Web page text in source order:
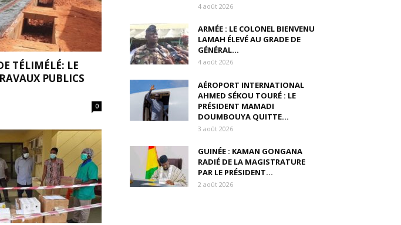
TÉLIMÉLÉ: LE
PUBLICS
0
4 août 2026
ARMÉE : LE COLONEL BIENVENU
LAMAH ÉLEVÉ AU GRADE DE
GÉNÉRAL...
4 août 2026
AÉROPORT INTERNATIONAL
AHMED SÉKOU TOURÉ : LE
PRÉSIDENT MAMADI
DOUMBOUYA QUITTE...
3 août 2026
GUINÉE : KAMAN GONGANA
RADIÉ DE LA MAGISTRATURE
PAR LE PRÉSIDENT...
2 août 2026